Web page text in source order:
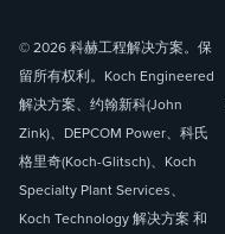
© 2026 科赫工程解决方案。保
留所有权利。Koch Engineered
解决方案、约翰新科(John
Zink)、DEPCOM Power、科氏
格里奇(Koch-Glitsch)、Koch
Specialty Plant Services、
Koch Technology 解决方案 和